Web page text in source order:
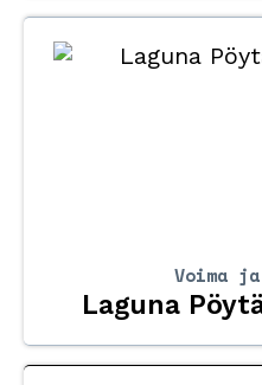
Voima
Laguna